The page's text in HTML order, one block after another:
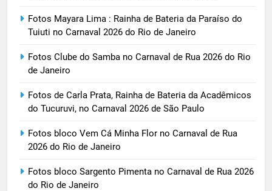
Fotos Mayara Lima : Rainha de Bateria da Paraíso do
Tuiuti no Carnaval 2026 do Rio de Janeiro
Fotos Clube do Samba no Carnaval de Rua 2026 do Rio
de Janeiro
Fotos de Carla Prata, Rainha de Bateria da Acadêmicos
do Tucuruvi, no Carnaval 2026 de São Paulo
Fotos bloco Vem Cá Minha Flor no Carnaval de Rua
2026 do Rio de Janeiro
Fotos bloco Sargento Pimenta no Carnaval de Rua 2026
do Rio de Janeiro